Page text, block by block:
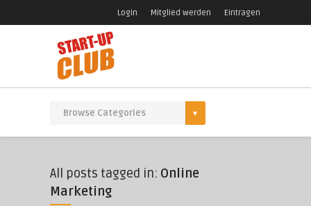
Login Mitglied werden Eintragen
All posts tagged in: Online
Marketing